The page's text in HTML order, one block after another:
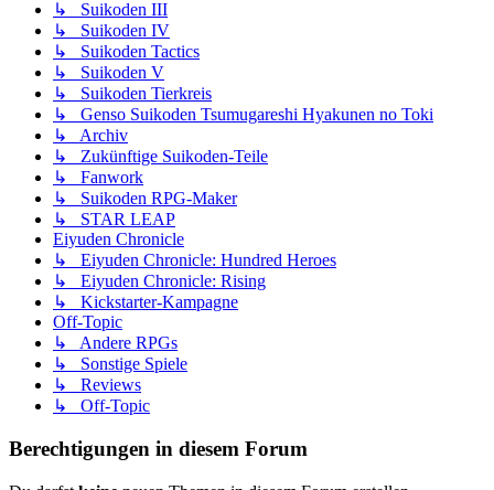
↳ Suikoden III
↳ Suikoden IV
↳ Suikoden Tactics
↳ Suikoden V
↳ Suikoden Tierkreis
↳ Genso Suikoden Tsumugareshi Hyakunen no Toki
↳ Archiv
↳ Zukünftige Suikoden-Teile
↳ Fanwork
↳ Suikoden RPG-Maker
↳ STAR LEAP
Eiyuden Chronicle
↳ Eiyuden Chronicle: Hundred Heroes
↳ Eiyuden Chronicle: Rising
↳ Kickstarter-Kampagne
Off-Topic
↳ Andere RPGs
↳ Sonstige Spiele
↳ Reviews
↳ Off-Topic
Berechtigungen in diesem Forum